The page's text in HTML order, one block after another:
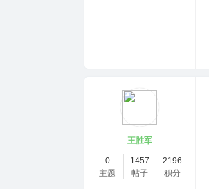
王胜军
0
主题
1457
帖子
2196
积分